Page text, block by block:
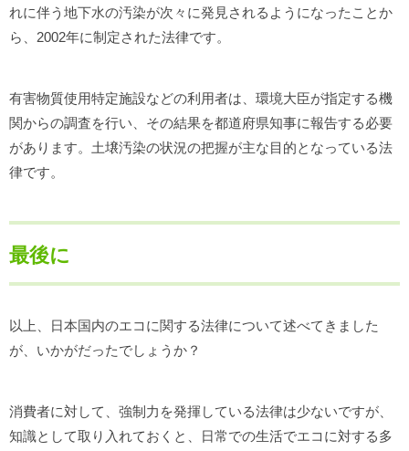
れに伴う地下水の汚染が次々に発見されるようになったことか
ら、2002年に制定された法律です。
有害物質使用特定施設などの利用者は、環境大臣が指定する機
関からの調査を行い、その結果を都道府県知事に報告する必要
があります。土壌汚染の状況の把握が主な目的となっている法
律です。
最後に
以上、日本国内のエコに関する法律について述べてきました
が、いかがだったでしょうか？
消費者に対して、強制力を発揮している法律は少ないですが、
知識として取り入れておくと、日常での生活でエコに対する多